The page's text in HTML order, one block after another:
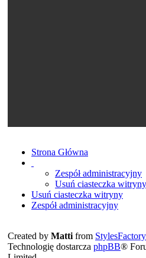
Strona Główna
Zespół administracyjny
Usuń ciasteczka witryny
Usuń ciasteczka witryny
Zespół administracyjny
Created by Matti from
Technologię dostarcza phpBB®